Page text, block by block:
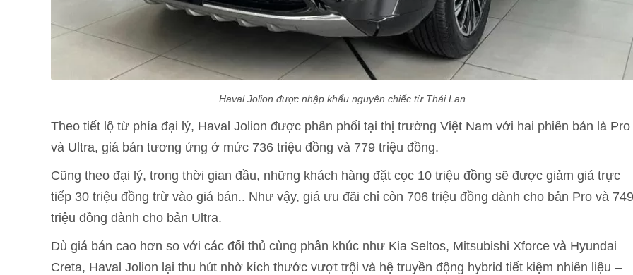
Haval Jolion được nhập khẩu nguyên chiếc từ Thái Lan.
Theo tiết lộ từ phía đại lý, Haval Jolion được phân phối tại thị trường Việt Nam với hai phiên bản là Pro
và Ultra, giá bán tương ứng ở mức 736 triệu đồng và 779 triệu đồng.
Cũng theo đại lý, trong thời gian đầu, những khách hàng đặt cọc 10 triệu đồng sẽ được giảm giá trực
tiếp 30 triệu đồng trừ vào giá bán.. Như vậy, giá ưu đãi chỉ còn 706 triệu đồng dành cho bản Pro và 749
triệu đồng dành cho bản Ultra.
Dù giá bán cao hơn so với các đối thủ cùng phân khúc như Kia Seltos, Mitsubishi Xforce và Hyundai
Creta, Haval Jolion lại thu hút nhờ kích thước vượt trội và hệ truyền động hybrid tiết kiệm nhiên liệu –